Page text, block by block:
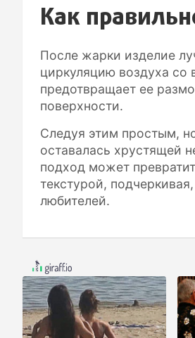
Как
После жарки изделие
циркуляцию воздуха со
предотвращает ее
поверхности.
Следуя этим простым,
оставалась хрустящей
подход может
текстурой,
любителей.